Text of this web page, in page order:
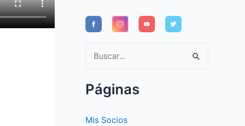
u
s
a
Páginas
Mis Socios